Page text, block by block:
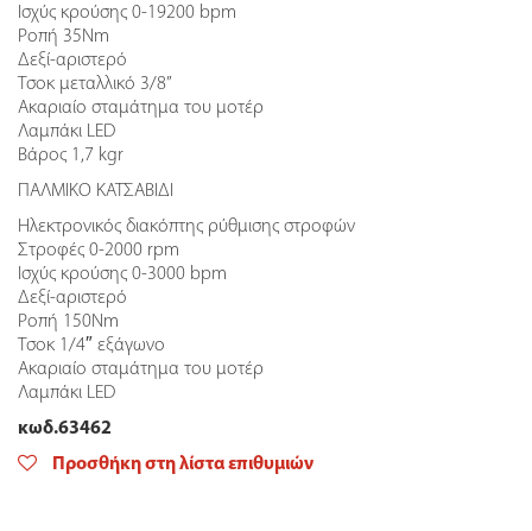
Ισχύς κρούσης 0-19200 bpm
Ροπή 35Nm
Δεξί-αριστερό
Tσοκ μεταλλικό 3/8”
Ακαριαίο σταμάτημα του μοτέρ
Λαμπάκι LED
Bάρος 1,7 kgr
ΠΑΛΜΙΚΟ ΚΑΤΣΑΒΙΔΙ
Ηλεκτρονικός διακόπτης ρύθμισης στροφών
Στροφές 0-2000 rpm
Ισχύς κρούσης 0-3000 bpm
Δεξί-αριστερό
Ροπή 150Nm
Tσοκ 1/4″ εξάγωνο
Ακαριαίο σταμάτημα του μοτέρ
Λαμπάκι LED
κωδ.63462
Προσθήκη στη λίστα επιθυμιών